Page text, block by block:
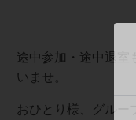
途中参加・途中退室
いませ。
おひとり様、グルー